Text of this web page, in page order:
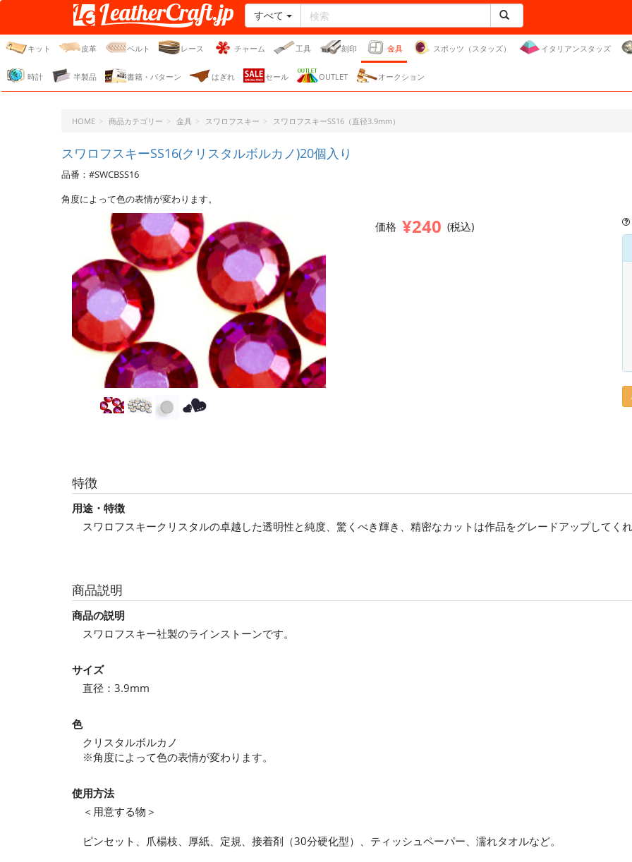
レザークラフト・ドット・
ジェーピー
すべて
キット 皮革 ベルト レース チャーム 工具 刻印 金具 スポッツ（スタッズ） イタリアンスタッズ
時計 半製品 書籍・パターン はぎれ セール OUTLET オークション
HOME 商品カテゴリー 金具 スワロフスキー スワロフスキーSS16（直径3.9mm）
スワロフスキーSS16(クリスタルボルカノ)20個入り
品番：#SWCBSS16
角度によって色の表情が変わります。
価格 ¥240 (税込)
特徴
用途・特徴
スワロフスキークリスタルの卓越した透明性と純度、驚くべき輝き、精密なカットは作品をグレードアップしてくれ
商品説明
商品の説明
スワロフスキー社製のラインストーンです。
サイズ
直径：3.9mm
色
クリスタルボルカノ
※角度によって色の表情が変わります。
使用方法
＜用意する物＞
ピンセット、爪楊枝、厚紙、定規、接着剤（30分硬化型）、ティッシュペーパー、濡れタオルなど。